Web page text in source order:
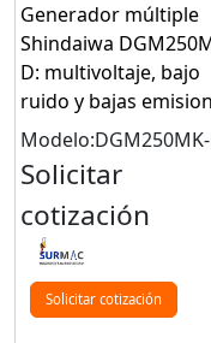
Generador múltiple
Shindaiwa
D: multivoltaje, bajo
ruido y bajas
Solicitar
cotización
Solicitar cotización